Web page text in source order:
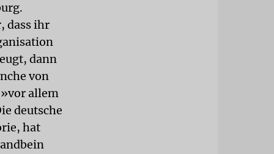
dass ihr
dann
von
allem
deutsche
hat